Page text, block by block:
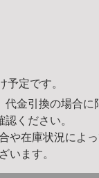
予定です。
代金引換の場合に
認ください。
や在庫状況によ
います。